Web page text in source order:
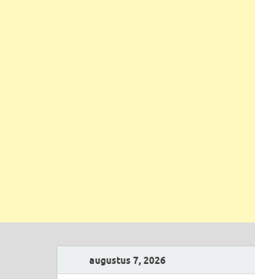
augustus 7, 2026